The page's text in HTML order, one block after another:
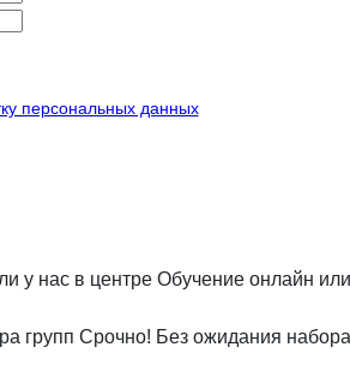
персональных данных
Обучение онлайн или
Срочно! Без ожидания набора